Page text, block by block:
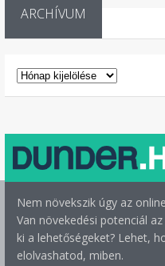
ARCHÍVUM
ARCHÍVUM
Nem növekszik úgy az
Van növekedési potenciál
ki a lehetőségeket? Lehet,
elolvashatod, miben.